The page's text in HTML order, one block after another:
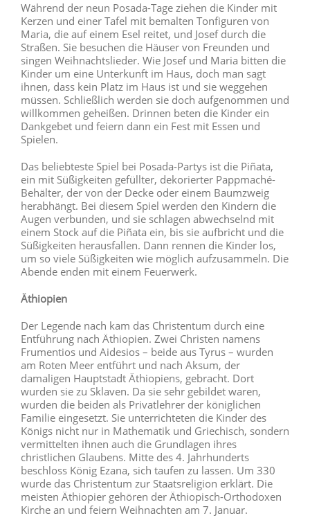
Während der neun Posada-Tage ziehen die Kinder mit
Kerzen und einer Tafel mit bemalten Tonfiguren von
Maria, die auf einem Esel reitet, und Josef durch die
Straßen. Sie besuchen die Häuser von Freunden und
singen Weihnachtslieder. Wie Josef und Maria bitten die
Kinder um eine Unterkunft im Haus, doch man sagt
ihnen, dass kein Platz im Haus ist und sie weggehen
müssen. Schließlich werden sie doch aufgenommen und
willkommen geheißen. Drinnen beten die Kinder ein
Dankgebet und feiern dann ein Fest mit Essen und
Spielen.
Das beliebteste Spiel bei Posada-Partys ist die Piñata,
ein mit Süßigkeiten gefüllter, dekorierter Pappmaché-
Behälter, der von der Decke oder einem Baumzweig
herabhängt. Bei diesem Spiel werden den Kindern die
Augen verbunden, und sie schlagen abwechselnd mit
einem Stock auf die Piñata ein, bis sie aufbricht und die
Süßigkeiten herausfallen. Dann rennen die Kinder los,
um so viele Süßigkeiten wie möglich aufzusammeln. Die
Abende enden mit einem Feuerwerk.
Äthiopien
Der Legende nach kam das Christentum durch eine
Entführung nach Äthiopien. Zwei Christen namens
Frumentios und Aidesios – beide aus Tyrus – wurden
am Roten Meer entführt und nach Aksum, der
damaligen Hauptstadt Äthiopiens, gebracht. Dort
wurden sie zu Sklaven. Da sie sehr gebildet waren,
wurden die beiden als Privatlehrer der königlichen
Familie eingesetzt. Sie unterrichteten die Kinder des
Königs nicht nur in Mathematik und Griechisch, sondern
vermittelten ihnen auch die Grundlagen ihres
christlichen Glaubens. Mitte des 4. Jahrhunderts
beschloss König Ezana, sich taufen zu lassen. Um 330
wurde das Christentum zur Staatsreligion erklärt. Die
meisten Äthiopier gehören der Äthiopisch-Orthodoxen
Kirche an und feiern Weihnachten am 7. Januar.